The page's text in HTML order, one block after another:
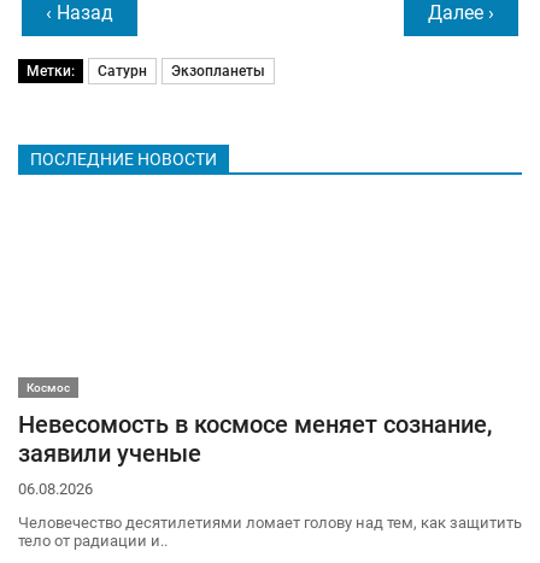
‹ Назад Далее ›
Метки: Сатурн Экзопланеты
ПОСЛЕДНИЕ НОВОСТИ
Космос
Невесомость в космосе меняет сознание,
заявили ученые
06.08.2026
Человечество десятилетиями ломает голову над тем, как защитить
тело от радиации и..